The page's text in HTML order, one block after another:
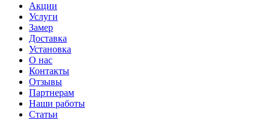
Акции
Услуги
Замер
Доставка
Установка
О нас
Контакты
Отзывы
Партнерам
Наши работы
Статьи